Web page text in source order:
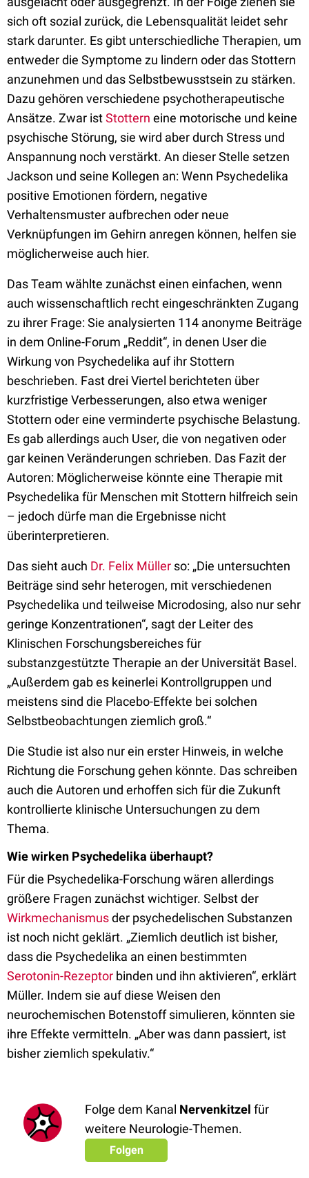
sich oft sozial zurück, die Lebensqualität leidet sehr
stark darunter. Es gibt unterschiedliche Therapien, um
entweder die Symptome zu lindern oder das Stottern
anzunehmen und das Selbstbewusstsein zu stärken.
Dazu gehören verschiedene psychotherapeutische
Ansätze. Zwar istStottern eine motorische und keine
psychische Störung, sie wird aber durch Stress und
Anspannung noch verstärkt. An dieser Stelle setzen
Jackson und seine Kollegen an: Wenn Psychedelika
positive Emotionen fördern, negative
Verhaltensmuster aufbrechen oder neue
Verknüpfungen im Gehirn anregen können, helfen sie
möglicherweise auch hier.
Das Team wählte zunächst einen einfachen, wenn
auch wissenschaftlich recht eingeschränkten Zugang
zu ihrer Frage: Sie analysierten 114 anonyme Beiträge
in dem Online-Forum „Reddit“, in denen User die
Wirkung von Psychedelika auf ihr Stottern
beschrieben. Fast drei Viertel berichteten über
kurzfristige Verbesserungen, also etwa weniger
Stottern oder eine verminderte psychische Belastung.
Es gab allerdings auch User, die von negativen oder
gar keinen Veränderungen schrieben. Das Fazit der
Autoren: Möglicherweise könnte eine Therapie mit
Psychedelika für Menschen mit Stottern hilfreich sein
– jedoch dürfe man die Ergebnisse nicht
überinterpretieren.
Das sieht auch Dr. Felix Müller so: „Die untersuchten
Beiträge sind sehr heterogen, mit verschiedenen
Psychedelika und teilweise Microdosing, also nur sehr
geringe Konzentrationen“, sagt der Leiter des
Klinischen Forschungsbereiches für
substanzgestützte Therapie an der Universität Basel.
„Außerdem gab es keinerlei Kontrollgruppen und
meistens sind die Placebo-Effekte bei solchen
Selbstbeobachtungen ziemlich groß.“
Die Studie ist also nur ein erster Hinweis, in welche
Richtung die Forschung gehen könnte. Das schreiben
auch die Autoren und erhoffen sich für die Zukunft
kontrollierte klinische Untersuchungen zu dem
Thema.
Wie wirken Psychedelika überhaupt?
Für die Psychedelika-Forschung wären allerdings
größere Fragen zunächst wichtiger. Selbst der
Wirkmechanismusder psychedelischen Substanzen
ist noch nicht geklärt. „Ziemlich deutlich ist bisher,
dass die Psychedelika an einen bestimmten
Serotonin-Rezeptor binden und ihn aktivieren“, erklärt
Müller. Indem sie auf diese Weisen den
neurochemischen Botenstoff simulieren, könnten sie
ihre Effekte vermitteln. „Aber was dann passiert, ist
bisher ziemlich spekulativ.“
Folge dem Kanal Nervenkitzel für
weitere Neurologie-Themen.
Folgen